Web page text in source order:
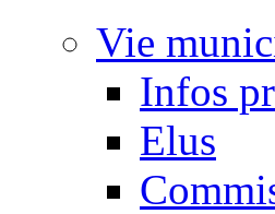
Vie
Infos
Elus